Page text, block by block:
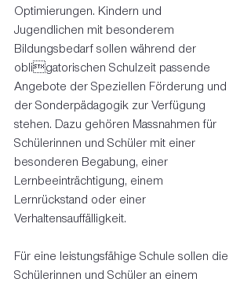
Optimierungen. Kindern und
Jugendlichen mit besonderem
Bildungsbedarf sollen während der
obligatorischen Schulzeit passende
Angebote der Speziellen Förderung und
der Sonderpädagogik zur Verfügung
stehen. Dazu gehören Massnahmen für
Schülerinnen und Schüler mit einer
besonderen Begabung, einer
Lernbeeinträchtigung, einem
Lernrückstand oder einer
Verhaltensauffälligkeit.
Für eine leistungsfähige Schule sollen die
Schülerinnen und Schüler an einem